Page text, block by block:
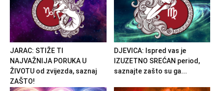
JARAC: STIŽE TI
NAJVAŽNIJA PORUKA U
ŽIVOTU od zvijezda, saznaj
ZAŠTO!
DJEVICA: Ispred vas je
IZUZETNO SREĆAN period,
saznajte zašto su ga...